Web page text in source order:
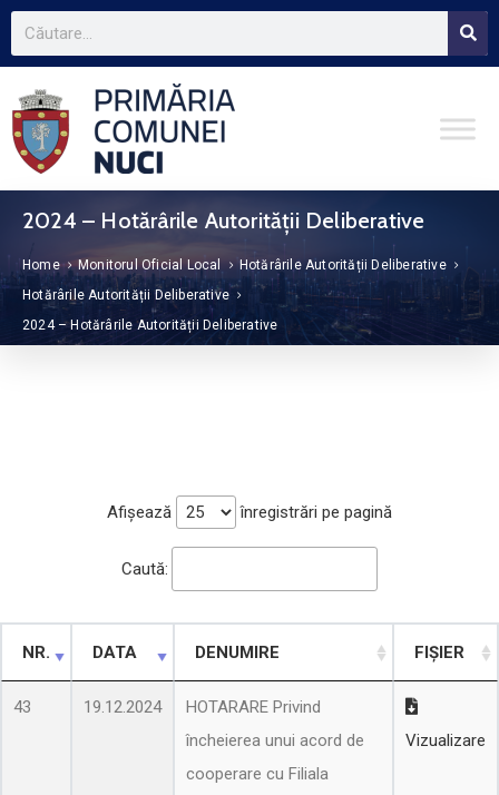
2024 – Hotărârile Autorității Deliberative
Home Monitorul Oficial Local
Hotărârile Autorității Deliberative
Hotărârile Autorității Deliberative
2024 – Hotărârile Autorității Deliberative
Afișează înregistrări pe pagină
Caută:
NR. DATA DENUMIRE FIȘIER
43 19.12.2024
HOTARARE Privind
încheierea unui acord de
cooperare cu Filiala
Vizualizare